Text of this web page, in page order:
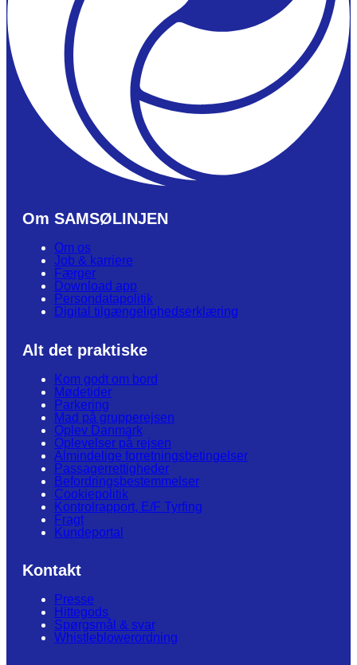
Om SAMSØLINJEN
Om os
Job & karriere
Færger
Download app
Persondatapolitik
Digital tilgængelighedserklæring
Alt det praktiske
Kom godt om bord
Mødetider
Parkering
Mad på grupperejsen
Oplev Danmark
Oplevelser på rejsen
Almindelige forretningsbetingelser
Passagerrettigheder
Befordringsbestemmelser
Cookiepolitik
Kontrolrapport, E/F Tyrfing
Fragt
Kundeportal
Kontakt
Presse
Hittegods
Spørgsmål & svar
Whistleblowerordning